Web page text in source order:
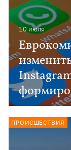
10 июля
ПРОИСШЕСТВИЯ